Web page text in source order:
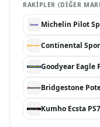
RAKIPLER (DIĞER
Michelin Pilot
Continental
Goodyear Eagle
Bridgestone
Kumho Ecsta